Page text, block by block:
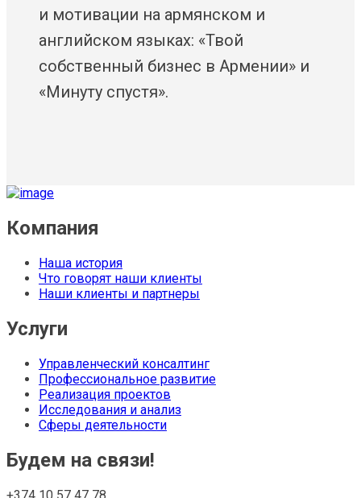
и мотивации на армянском и
английском языках: «Твой
собственный бизнес в Армении» и
«Минуту спустя».
Компания
Наша история
Что говорят наши клиенты
Наши клиенты и партнеры
Услуги
Управленческий консалтинг
Профессиональное развитие
Реализация проектов
Исследования и анализ
Сферы деятельности
Будем на связи!
+374 10 57 47 78